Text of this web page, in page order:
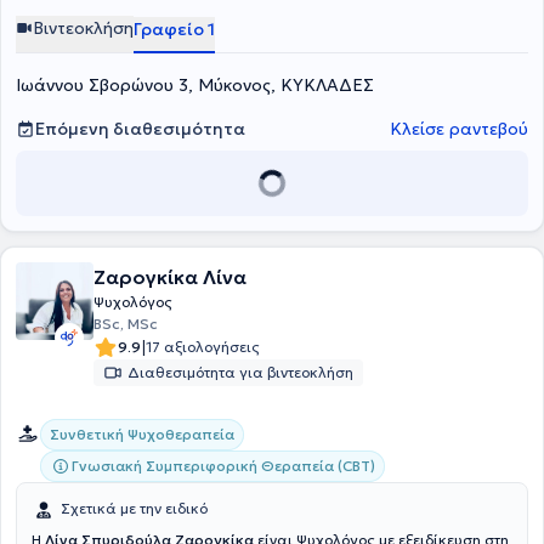
ΒιντεοκλήσηΓραφείο 1
Ιωάννου Σβορώνου 3, Μύκονος, ΚΥΚΛΑΔΕΣ
Επόμενη διαθεσιμότητα
Κλείσε ραντεβού
Ζαρογκίκα Λίνα
Ψυχολόγος
BSc, MSc
9.9|17 αξιολογήσεις
Διαθεσιμότητα για βιντεοκλήση
Συνθετική Ψυχοθεραπεία
Γνωσιακή Συμπεριφορική Θεραπεία (CBT)
Σχετικά με την ειδικό
Η Λίνα Σπυριδούλα Ζαρογκίκα είναι Ψυχολόγος με εξειδίκευση στη